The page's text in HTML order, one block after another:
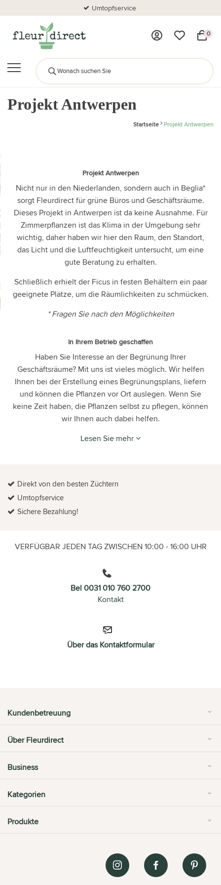
Umtopfservice
0
Projekt Antwerpen
Startseite Projekt Antwerpen
Projekt Antwerpen
Nicht nur in den Niederlanden, sondern auch in Beglia*
sorgt Fleurdirect für grüne Büros und Geschäftsräume.
Dieses Projekt in Antwerpen ist da keine Ausnahme. Für
Zimmerpflanzen ist das Klima in der Umgebung sehr
wichtig, daher haben wir hier den Raum, den Standort,
das Licht und die Luftfeuchtigkeit untersucht, um eine
gute Beratung zu erhalten.
Schließlich erhielt der Ficus in festen Behältern ein paar
geeignete Plätze, um die Räumlichkeiten zu schmücken.
* Fragen Sie nach den Möglichkeiten
In Ihrem Betrieb geschaffen
Haben Sie Interesse an der Begrünung Ihrer
Geschäftsräume? Mit uns ist vieles möglich. Wir helfen
Ihnen bei der Erstellung eines Begrünungsplans, liefern
und können die Pflanzen vor Ort auslegen. Wenn Sie
keine Zeit haben, die Pflanzen selbst zu pflegen, können
wir Ihnen auch dabei helfen.
Lesen Sie mehr
Direkt von den besten Züchtern
Umtopfservice
Sichere Bezahlung!
VERFÜGBAR JEDEN TAG ZWISCHEN 10:00 - 16:00 UHR
Bel 0031 010 760 2700
Kontakt
Über das Kontaktformular
Kundenbetreuung
Über Fleurdirect
Business
Kategorien
Produkte